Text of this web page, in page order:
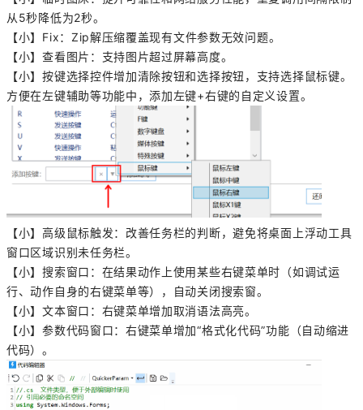
从5秒降低为2秒。
【小】Fix：Zip解压缩覆盖现有文件参数无效问题。
【小】查看图片：支持图片超过屏幕高度。
【小】按键选择控件增加清除按钮和选择按钮，支持选择鼠标键。
方便在左键辅助等功能中，添加左键+右键的自定义设置。
【小】高级鼠标触发：改善任务栏的判断，避免将桌面上浮动工具
窗口区域识别未任务栏。
【小】搜索窗口：在结果动作上使用某些右键菜单时（如调试运
行、动作自身的右键菜单等），自动关闭搜索窗。
【小】文本窗口：右键菜单增加取消语法高亮。
【小】参数代码窗口：右键菜单增加“格式化代码”功能（自动缩进
代码）。